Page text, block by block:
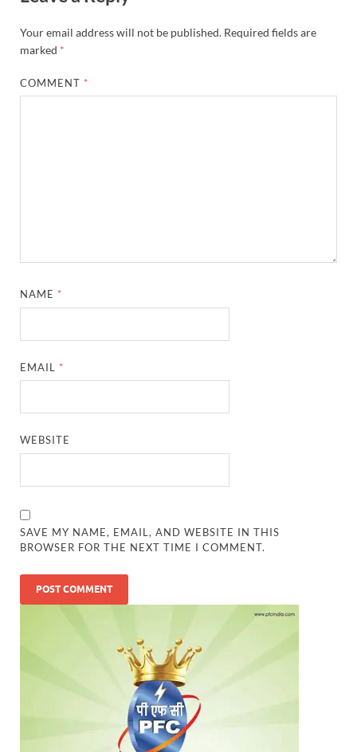
Your email address will not be published. Required fields are
marked *
COMMENT *
NAME *
EMAIL *
WEBSITE
SAVE MY NAME, EMAIL, AND WEBSITE IN THIS
BROWSER FOR THE NEXT TIME I COMMENT.